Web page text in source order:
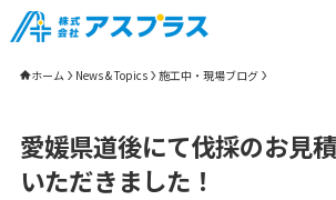
ホーム News & Topics 施工中・現場ブログ
愛媛県道後にて伐採のお見
いただきました！